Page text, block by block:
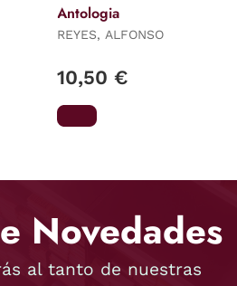
Antologia
REYES, ALFONSO
10,50 €
Novedades
al tanto de nuestras